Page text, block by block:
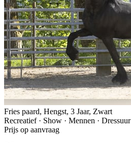
Fries paard, Hengst, 3 Jaar, Zwart
Recreatief · Show · Mennen · Dressuur
Prijs op aanvraag